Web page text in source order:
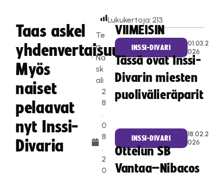
Taas askel
yhdenvertaisuudessa:
Myös
naiset
pelaavat
nyt Inssi-
Divaria
Te
a
Na
sk
ali
2
8
.
0
8
.
2
0
Lukukertoja:213
VIIMEISIN
INSSI-DIVARI
01.03.2
026
Tässä ovat Inssi-
Divarin miesten
puolivälieräparit
INSSI-DIVARI
18.02.2
026
Ottelun SB
Vantaa–Nibacos